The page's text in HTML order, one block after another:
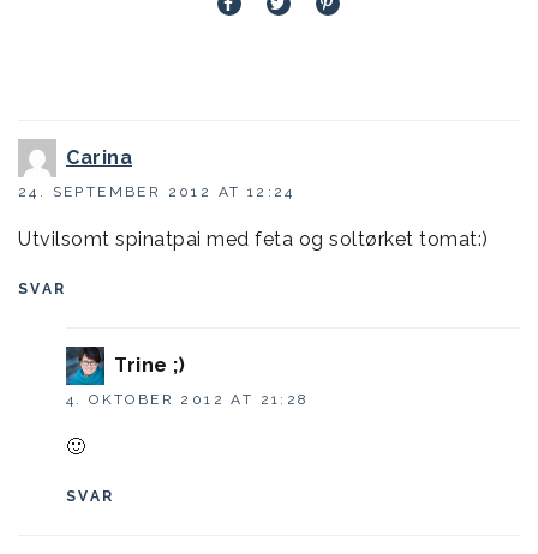
Carina
24. SEPTEMBER 2012 AT 12:24
Utvilsomt spinatpai med feta og soltørket tomat:)
SVAR
Trine ;)
4. OKTOBER 2012 AT 21:28
🙂
SVAR